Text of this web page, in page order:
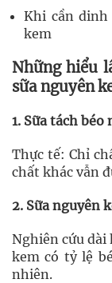
Khi cần dinh
kem
Những hiểu
sữa nguyên
1. Sữa tách
Thực tế: Chỉ
chất khác vẫn
2. Sữa nguyên
Nghiên cứu dài
kem có tỷ lệ
nhiên.